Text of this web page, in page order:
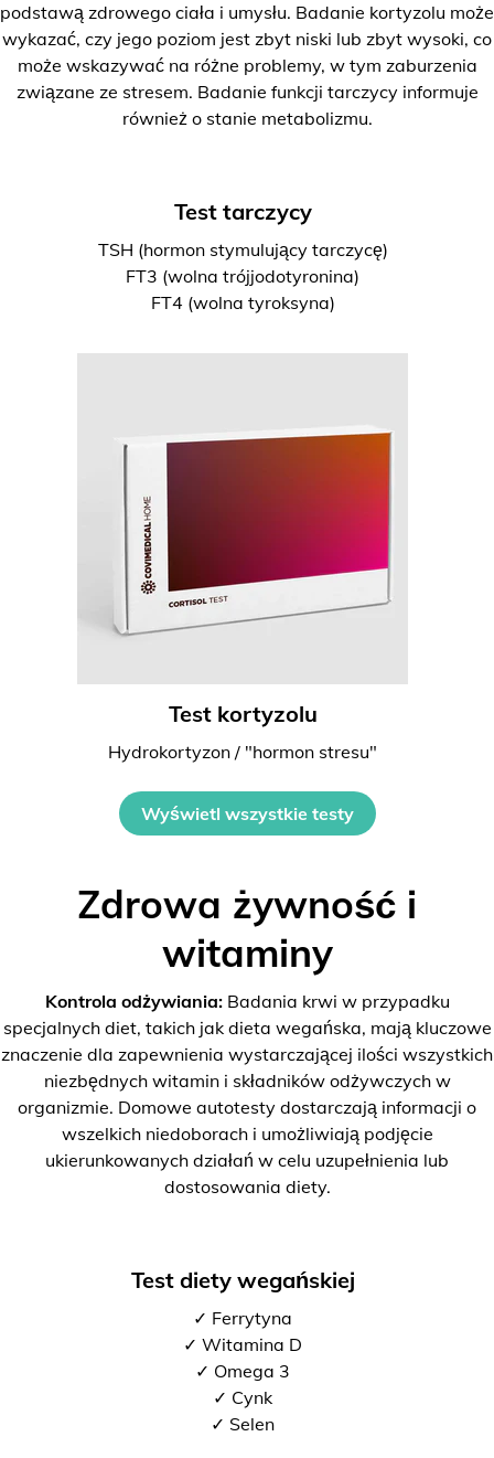
podstawą zdrowego ciała i umysłu. Badanie kortyzolu może
wykazać, czy jego poziom jest zbyt niski lub zbyt wysoki, co
może wskazywać na różne problemy, w tym zaburzenia
związane ze stresem. Badanie funkcji tarczycy informuje
również o stanie metabolizmu.
Test tarczycy
TSH (hormon stymulujący tarczycę)
FT3 (wolna trójjodotyronina)
FT4 (wolna tyroksyna)
Test kortyzolu
Hydrokortyzon / "hormon stresu"
Wyświetl wszystkie testy
Zdrowa żywność i
witaminy
Kontrola odżywiania:Badania krwi w przypadku
specjalnych diet, takich jak dieta wegańska, mają kluczowe
znaczenie dla zapewnienia wystarczającej ilości wszystkich
niezbędnych witamin i składników odżywczych w
organizmie. Domowe autotesty dostarczają informacji o
wszelkich niedoborach i umożliwiają podjęcie
ukierunkowanych działań w celu uzupełnienia lub
dostosowania diety.
Test diety wegańskiej
✓ Ferrytyna
✓ Witamina D
✓ Omega 3
✓ Cynk
✓ Selen